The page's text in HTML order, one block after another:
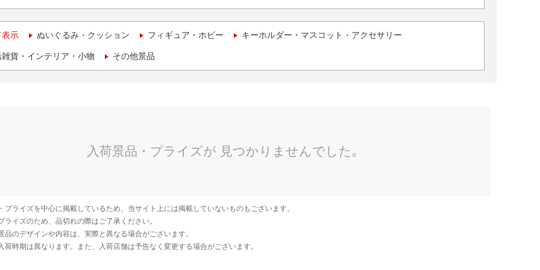
表示 ぬいぐるみ・クッション フィギュア・ホビー キーホルダー・マスコット・アクセサリー
貨・インテリア・小物 その他景品